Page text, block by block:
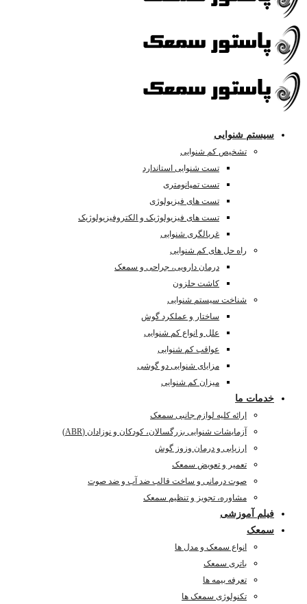
سیستم شنوایی
تشخیص کم شنوایی
تست شنوایی استاندارد
تست تمپانومتری
تست های فیزیولوژی
تست های فیزیولوژیک و الکتروفیزیولوژیک
غربالگری شنوایی
راه حل های کم شنوایی
درمان دارویی، جراحی و سمعک
کاشت حلزون
شناخت سیستم شنوایی
ساختار و عملکرد گوش
علل و انواع کم شنوایی
عواقب کم شنوایی
مزایای شنوایی دو گوشی
میزان کم شنوایی
خدمات ما
ارائه کلیه لوازم جانبی سمعک
آزمایشات شنوایی بزرگسالان، کودکان و نوزادان (ABR)
ارزیابی و درمان وزوز گوش
تعمیر و تعویض سمعک
صوت درمانی و ساخت قالب ضد آب و ضد صوت
مشاوره، تجویز و تنظیم سمعک
فیلم آموزشی
سمعک
انواع سمعک و مدل ها
باتری سمعک
تعرفه بیمه ها
تکنولوژی سمعک ها